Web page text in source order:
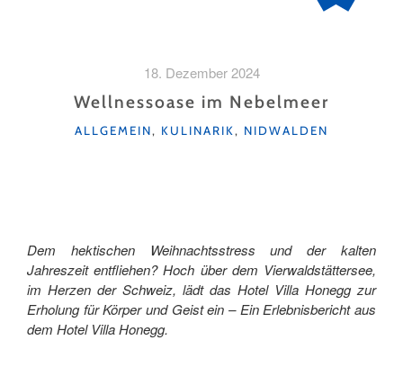
18. Dezember 2024
Wellnessoase im Nebelmeer
KATEGORIEN
ALLGEMEIN, KULINARIK, NIDWALDEN
Dem hektischen Weihnachtsstress und der kalten
Jahreszeit entfliehen? Hoch über dem Vierwaldstättersee,
im Herzen der Schweiz, lädt das Hotel Villa Honegg zur
Erholung für Körper und Geist ein – Ein Erlebnisbericht aus
dem Hotel Villa Honegg.